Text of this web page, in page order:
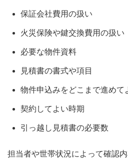
保証会社費用の扱い
火災保険や鍵交換費用の扱い
必要な物件資料
見積書の書式や項目
物件申込みをどこまで進めて
契約してよい時期
引っ越し見積書の必要数
担当者や世帯状況によって確認